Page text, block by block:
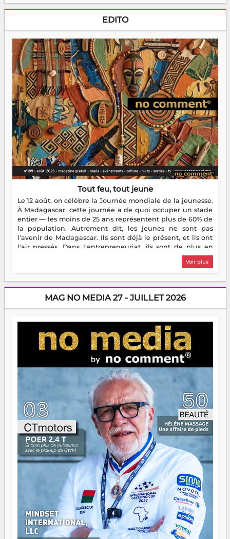
EDITO
Tout feu, tout jeune
Le 12 août, on célèbre la Journée mondiale de la jeunesse.
À Madagascar, cette journée a de quoi occuper un stade
entier — les moins de 25 ans représentent plus de 60% de
la population. Autrement dit, les jeunes ne sont pas
l'avenir de Madagascar. Ils sont déjà le présent, et ils ont
l'air pressés. Dans l'entrepreneuriat, ils sont de plus en
plus nombreux à se lancer, à créer, à risquer — souvent
sans filet, souvent sans aide, mais toujours avec cette
dorment vraiment la nuit. En culture, les nouvelles sont
encore meilleures. Aina Rasamoelina vient de décrocher le
Prix RFI Instrumental Afrique. Miangaly Elia rafle le Prix
jeunes qui tiennent la torche. Alors oui, on pourrait
s'arrêter là, applaudir et rentrer chez soi satisfait. Mais ce
serait passer à côté d'une chose essentielle. La fougue, ça
brûle fort — et parfois, ça brûle vite. Une flamme sans
direction peut éclairer autant qu'elle peut consumer. C'est
là que les aînés entrent en scène — pas pour reprendre le
gouvernail, mais pour montrer où sont les récifs. Les jeunes
ont la force, les vieux ont l'expérience, comme on dit. Ce
n'est pas un combat de générations — c'est une question
d'équipage. Partagez vos réussites, mais aussi vos échecs.
Surtout vos échecs, d'ailleurs — ils enseignent mieux que
n'importe quel manuel. À Madagascar, la barque avance.
Il faut juste s'assurer que tout le monde rame dans le
même sens.
Voir plus
MAG NO MEDIA 27 - JUILLET 2026